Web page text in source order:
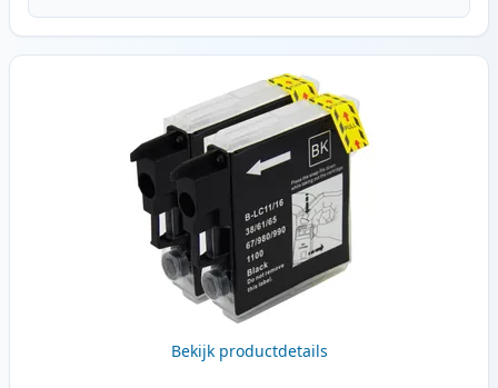
Bekijk productdetails